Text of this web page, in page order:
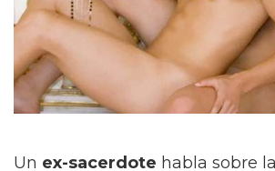
Un ex-sacerdote habla sobre la